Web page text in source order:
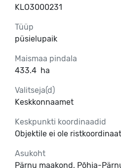
KLO3000231
Tüüp
püsielupaik
Maismaa pindala
433.4 ha
Valitseja(d)
Keskkonnaamet
Keskpunkti koordinaadid
Objektile ei ole
Asukoht
Pärnu maakond, Põhja-